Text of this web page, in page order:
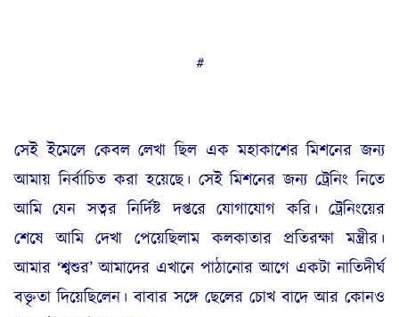
#
সেই ইমেলে কেবল লেখা ছিল এক মহাকাশের মিশনের জন্য
আমায় নির্বাচিত করা হয়েছে। সেই মিশনের জন্য ট্রেনিং নিতে
আমি যেন সত্বর নির্দিষ্ট দপ্তরে যোগাযোগ করি। ট্রেনিংয়ের
শেষে আমি দেখা পেয়েছিলাম কলকাতার প্রতিরক্ষা মন্ত্রীর।
আমার ‘শ্বশুর’ আমাদের এখানে পাঠানোর আগে একটা নাতিদীর্ঘ
বক্তৃতা দিয়েছিলেন। বাবার সঙ্গে ছেলের চোখ বাদে আর কোনও